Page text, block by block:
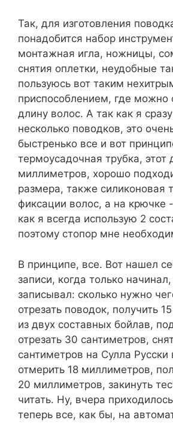
Так, для изготовления
понадобится набор
монтажная игла, ножницы,
снятия оплетки, неудобные
пользуюсь вот таким
приспособлением, где можно
длину волос. А так как я
несколько поводков, это
быстренько все и вот
термоусадочная трубка, этот
миллиметров, хорошо
размера, также силиконовая
фиксации волос, а на крючке
как я всегда использую 2
поэтому стопор мне
В принципе, все. Вот нашел
записи, когда только
записывал: сколько нужно
отрезать поводок, получить
из двух составных бойлав,
отрезать 30 сантиметров,
сантиметров на Сулла Русски
отмерить 18 миллиметров,
20 миллиметров, закинуть
читать. Ну, вчера
теперь все, как бы, на